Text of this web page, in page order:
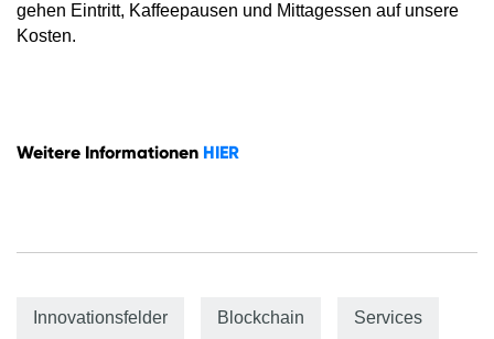
gehen Eintritt, Kaffeepausen und Mittagessen auf unsere
Kosten.
Weitere Informationen HIER
Innovationsfelder Blockchain Services